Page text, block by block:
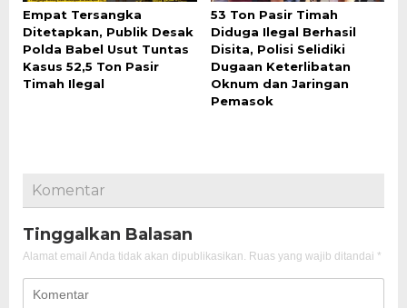
Empat Tersangka
Ditetapkan, Publik Desak
Polda Babel Usut Tuntas
Kasus 52,5 Ton Pasir
Timah Ilegal
53 Ton Pasir Timah
Diduga Ilegal Berhasil
Disita, Polisi Selidiki
Dugaan Keterlibatan
Oknum dan Jaringan
Pemasok
Komentar
Tinggalkan Balasan
Alamat email Anda tidak akan dipublikasikan. Ruas yang wajib ditandai *